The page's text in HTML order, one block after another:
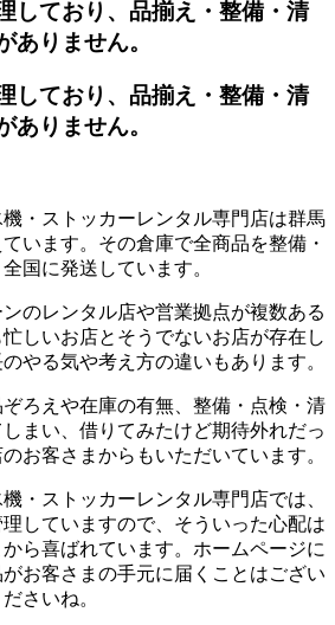
しており、品揃え・整備・清
ありません。
しており、品揃え・整備・清
ありません。
・ストッカーレンタル専門店は群馬
います。 その倉庫で全商品を整備・
国に発送しています。
のレンタル店や営業拠点が複数ある
しいお店とそうでないお店が存在し
やる気や考え方の違いもあります。
ろえや在庫の有無、整備・点検・清
まい、借りてみたけど期待外れだっ
お客さまからもいただいています。
・ストッカーレンタル専門店では、
していますので、そういった心配は
ら喜ばれています。 ホームページに
お客さまの手元に届くことはござい
さいね。